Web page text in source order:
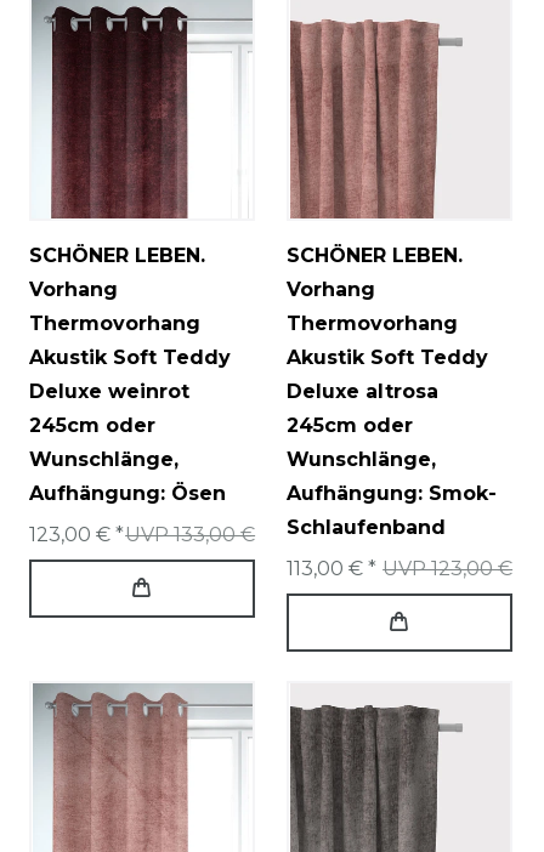
SCHÖNER LEBEN.
Vorhang
Thermovorhang
Akustik Soft Teddy
Deluxe weinrot
245cm oder
Wunschlänge,
Aufhängung: Ösen
UVP 133,00 €
123,00 € *
SCHÖNER LEBEN.
Vorhang
Thermovorhang
Akustik Soft Teddy
Deluxe altrosa
245cm oder
Wunschlänge,
Aufhängung: Smok-
Schlaufenband
UVP 123,00 €
113,00 € *